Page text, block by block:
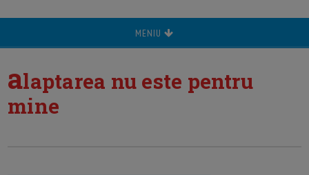
MENIU
alaptarea nu este pentru
mine